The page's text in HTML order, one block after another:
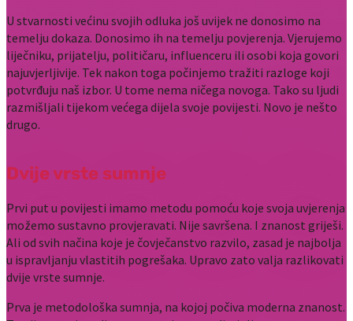
U stvarnosti većinu svojih odluka još uvijek ne donosimo na
temelju dokaza. Donosimo ih na temelju povjerenja. Vjerujemo
liječniku, prijatelju, političaru, influenceru ili osobi koja govori
najuvjerljivije. Tek nakon toga počinjemo tražiti razloge koji
potvrđuju naš izbor. U tome nema ničega novoga. Tako su ljudi
razmišljali tijekom većega dijela svoje povijesti. Novo je nešto
drugo.
Dvije vrste sumnje
Prvi put u povijesti imamo metodu pomoću koje svoja uvjerenja
možemo sustavno provjeravati. Nije savršena. I znanost griješi.
Ali od svih načina koje je čovječanstvo razvilo, zasad je najbolja
u ispravljanju vlastitih pogrešaka. Upravo zato valja razlikovati
dvije vrste sumnje.
Prva je metodološka sumnja, na kojoj počiva moderna znanost.